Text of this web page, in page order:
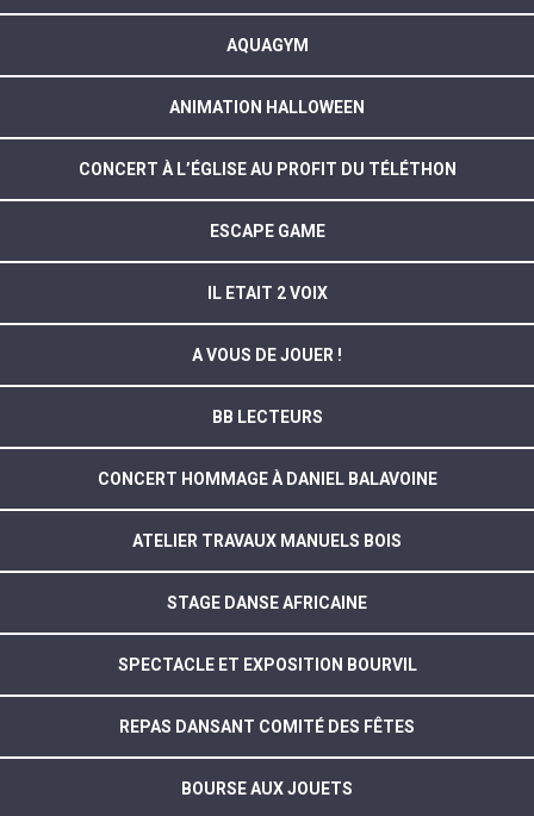
AQUAGYM
ANIMATION HALLOWEEN
CONCERT À L’ÉGLISE AU PROFIT DU TÉLÉTHON
ESCAPE GAME
IL ETAIT 2 VOIX
A VOUS DE JOUER !
BB LECTEURS
CONCERT HOMMAGE À DANIEL BALAVOINE
ATELIER TRAVAUX MANUELS BOIS
STAGE DANSE AFRICAINE
SPECTACLE ET EXPOSITION BOURVIL
REPAS DANSANT COMITÉ DES FÊTES
BOURSE AUX JOUETS